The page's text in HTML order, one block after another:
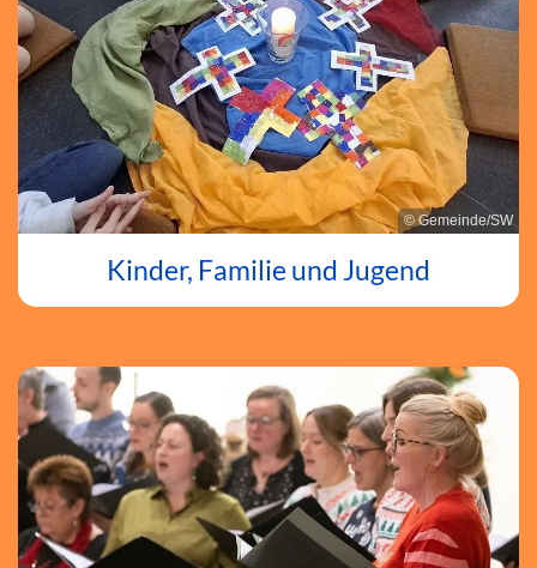
© Gemeinde/SW
Kinder, Familie und Jugend